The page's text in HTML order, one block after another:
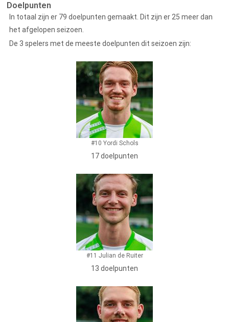
Doelpunten
In totaal zijn er 79 doelpunten gemaakt. Dit zijn er 25 meer dan
het afgelopen seizoen.
De 3 spelers met de meeste doelpunten dit seizoen zijn:
#10 Yordi Schols
17 doelpunten
#11 Julian de Ruiter
13 doelpunten